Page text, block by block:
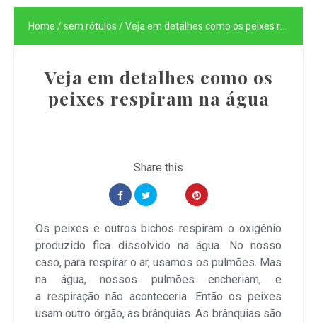
Home /sem rótulos /Veja em detalhes como os peixes respiram na água
Veja em detalhes como os
peixes respiram na água
Os peixes e outros bichos respiram o oxigênio
produzido fica dissolvido na água. No nosso
caso, para respirar o ar, usamos os pulmões. Mas
na água, nossos pulmões encheriam, e
a respiração não aconteceria. Então os peixes
usam outro órgão, as brânquias. As brânquias são